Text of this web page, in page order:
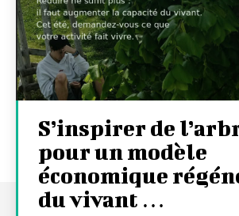
S’inspirer de
pour un modèle
économique
du vivant …